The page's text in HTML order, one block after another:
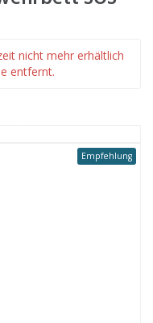
nicht mehr erhältlich
entfernt.
Empfehlung